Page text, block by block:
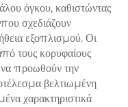
όγκου, καθιστώντας
που σχεδιάζουν
εξοπλισμού. Οι
τους κορυφαίους
να προωθούν την
βελτιωμένη
χαρακτηριστικά